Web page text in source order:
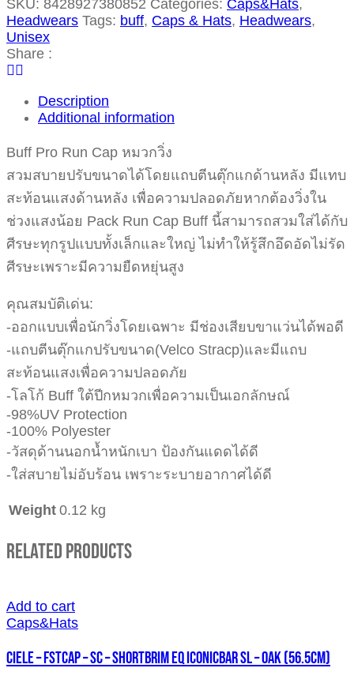
SKU: 8428927380852 Categories: Caps&Hats,
Headwears Tags: buff, Caps & Hats, Headwears,
Unisex
Share :
Description
Additional information
Buff Pro Run Cap หมวกวิ่ง
สวมสบายปรับขนาดได้โดยแถบตีนตุ๊กแกด้านหลัง มีแทบ
สะท้อนแสงด้านหลัง เพื่อความปลอดภัยหากต้องวิ่งใน
ช่วงแสงน้อย Pack Run Cap Buff นี้สามารถสวมใส่ได้กับ
ศีรษะทุกรูปแบบทั้งเล็กและใหญ่ ไม่ทำให้รู้สึกอึดอัดไม่รัด
ศีรษะเพราะมีความยืดหยุ่นสูง
คุณสมบัติเด่น:
-ออกแบบเพื่อนักวิ่งโดยเฉพาะ มีช่องเสียบขาแว่นได้พอดี
-แถบตีนตุ๊กแกปรับขนาด(Velco Stracp)และมีแถบ
สะท้อนแสงเพื่อความปลอดภัย
-โลโก้ Buff ใต้ปีกหมวกเพื่อความเป็นเอกลักษณ์
-98%UV Protection
-100% Polyester
-วัสดุด้านนอกน้ำหนักเบา ป้องกันแดดได้ดี
-ใส่สบายไม่อับร้อน เพราะระบายอากาศได้ดี
Weight 0.12 kg
Related Products
Add to cart
Caps&Hats
CIELE – FSTCAP – SC – SHORTBRIM EQ ICONICBAR SL – OAK (56.5cm)